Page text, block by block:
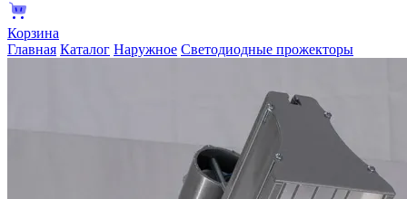
Корзина
Главная Каталог Наружное Светодиодные прожекторы